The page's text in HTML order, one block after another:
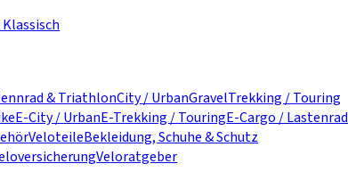
& TriathlonCity / UrbanGravelTrekking / Touring
E-City / UrbanE-Trekking / TouringE-Cargo / Lastenrad
VeloteileBekleidung, Schuhe & Schutz
Veloratgeber